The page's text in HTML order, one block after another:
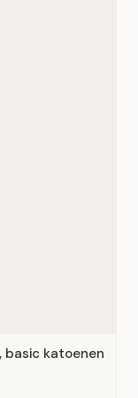
basic katoenen